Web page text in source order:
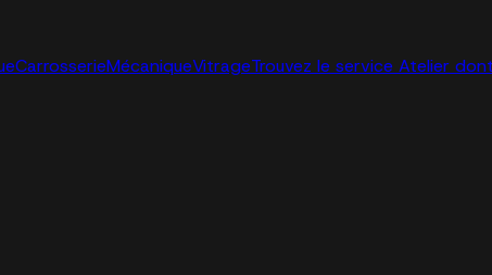
CarrosserieMécaniqueVitrageTrouvez le service Atelier